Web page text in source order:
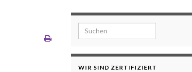
Search for:
WIR SIND ZERTIFIZIERT